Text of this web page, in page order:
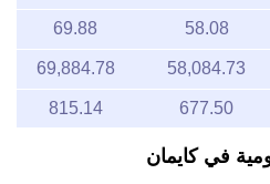
58.08
69.88
58,084.73
69,884.78
677.50
815.14
في كايمان